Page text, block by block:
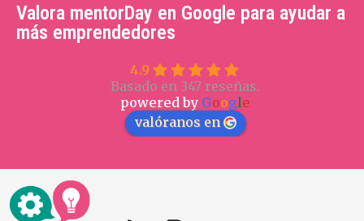
Valora mentorDay en Google para ayudar a
más emprendedores
4.9
Basado en 347 reseñas.
powered by Google
valóranos en